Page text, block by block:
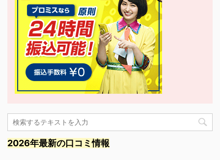
2026年最新の口コミ情報